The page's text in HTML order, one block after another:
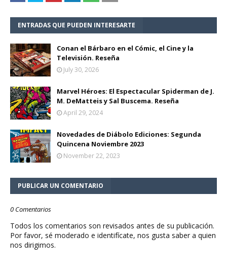
ENTRADAS QUE PUEDEN INTERESARTE
Conan el Bárbaro en el Cómic, el Cine y la
Televisión. Reseña
July 30, 2026
Marvel Héroes: El Espectacular Spiderman de J.
M. DeMatteis y Sal Buscema. Reseña
April 29, 2024
Novedades de Diábolo Ediciones: Segunda
Quincena Noviembre 2023
November 22, 2023
PUBLICAR UN COMENTARIO
0 Comentarios
Todos los comentarios son revisados antes de su publicación.
Por favor, sé moderado e identifícate, nos gusta saber a quien
nos dirigimos.